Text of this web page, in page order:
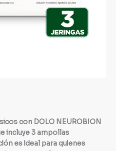
con DOLO NEUROBION
incluye 3 ampollas
es ideal para quienes